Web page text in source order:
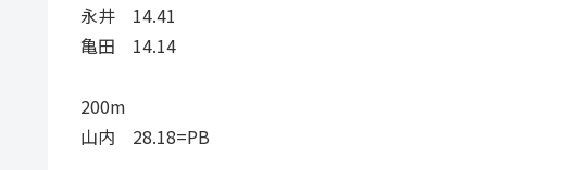
永井 14.41
亀田 14.14
200m
山内 28.18=PB